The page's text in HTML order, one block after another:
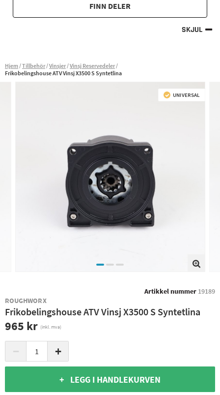
FINN DELER
SKJUL
Hjem Tillbehör Vinsjer Vinsj Reservedeler
Frikobelingshouse ATV Vinsj X3500 S Syntetlina
UNIVERSAL
Artikkel nummer 19189
ROUGHWORX
Frikobelingshouse ATV Vinsj X3500 S Syntetlina
965 kr (inkl. mva)
− +
+ LEGG I HANDLEKURVEN